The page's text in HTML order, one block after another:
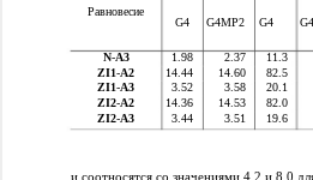
Равновесие
G4
G4MP2 G4
N-A3 1.98 2.37
11.3
ZI1-A2 14.44 14.60
82.5
ZI1-A3 3.52 3.58
20.1
ZI2-A2 14.36 14.53
82.0
ZI2-A3 3.44 3.51 19.6
и соотносятся со значениями 4.2 и 8.0